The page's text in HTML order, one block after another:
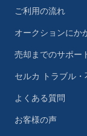
ご利用の流れ
オークションにか
売却までのサポー
セルカ トラブル・
よくある質問
お客様の声